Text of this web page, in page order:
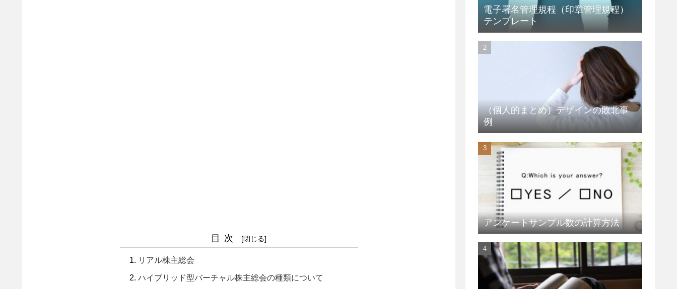
目次
リアル株主総会
ハイブリッド型バーチャル株主総会の種類について
電子署名管理規程（印章管理規程）
テンプレート
（個人的まとめ）デザインの敗北事
例
アンケートサンプル数の計算方法